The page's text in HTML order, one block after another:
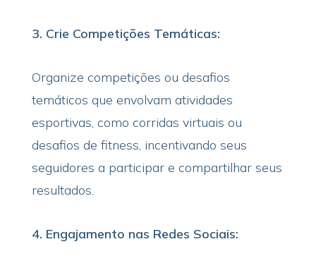
3. Crie Competições Temáticas:
Organize competições ou desafios
temáticos que envolvam atividades
esportivas, como corridas virtuais ou
desafios de fitness, incentivando seus
seguidores a participar e compartilhar seus
resultados.
4. Engajamento nas Redes Sociais: